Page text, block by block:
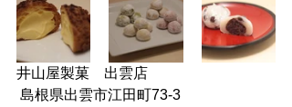
井山屋製菓　出雲店
島根県出雲市江田町73-3